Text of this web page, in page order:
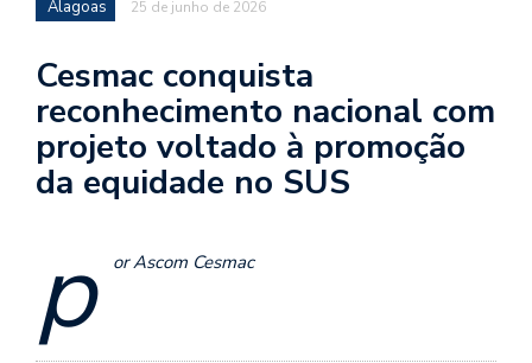
Alagoas 25 de junho de 2026
Cesmac conquista
reconhecimento nacional com
projeto voltado à promoção
da equidade no SUS
p or Ascom Cesmac